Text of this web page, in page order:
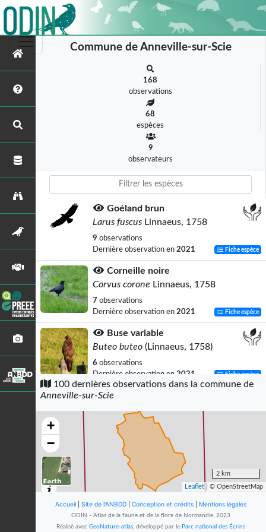
Commune de Anneville-sur-Scie
168
observations
68
espèces
9
observateurs
Goéland brun
Larus fuscus Linnaeus, 1758
9 observations
Dernière observation en 2021 Fiche espèce
Corneille noire
Corvus corone Linnaeus, 1758
7 observations
Dernière observation en 2021 Fiche espèce
Buse variable
Buteo buteo (Linnaeus, 1758)
6 observations
Dernière observation en 2021 Fiche espèce
Faisan de Colchide
Phasianus colchicusLinnaeus, 1758
observations
Dernière observation en
Pinson des arbres
Fringilla coelebs
Linnaeus, 1758
observations
Pigeon ramier
100 dernières observations dans la commune de
Anneville-sur-Scie
+
−
2 km
Leaflet | © OpenStreetMap
Accueil Site de l'ANBDD Conception et crédits Mentions légales
ODIN - Atlas de la faune et de la flore de Normandie, 2023
Réalisé avec GeoNature-atlas, développé par le Parc national des Écrins